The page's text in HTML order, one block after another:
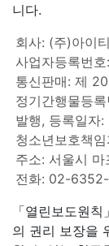
니다.
회사: (주)아이
사업자등록번
통신판매: 제
정기간행물등
발행, 등록일자
청소년보호책
주소: 서울시
전화: 02-
「열린보도원
의 권리 보장을